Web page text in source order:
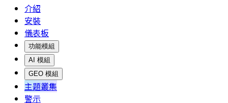
介紹
安裝
儀表板
功能模組
AI 模組
GEO 模組
主題叢集
警示